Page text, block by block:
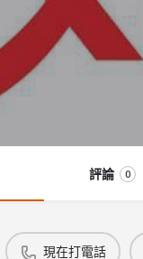
評論 0
現在打電話